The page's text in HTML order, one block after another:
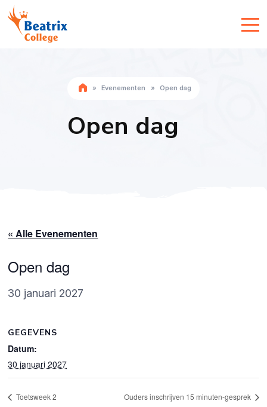
» Evenementen » Open dag
Open dag
« Alle Evenementen
Open dag
30 januari 2027
GEGEVENS
Datum:
30 januari 2027
Toetsweek 2 Ouders inschrijven 15 minuten-gesprek